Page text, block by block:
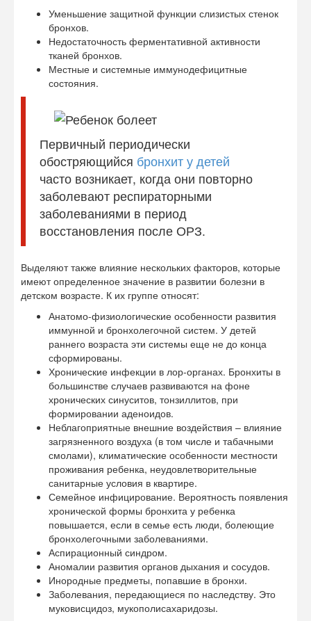
Уменьшение защитной функции слизистых стенок
бронхов.
Недостаточность ферментативной активности
тканей бронхов.
Местные и системные иммунодефицитные
состояния.
Первичный периодически
обостряющийся бронхит у детей
часто возникает, когда они повторно
заболевают респираторными
заболеваниями в период
восстановления после ОРЗ.
Выделяют также влияние нескольких факторов, которые
имеют определенное значение в развитии болезни в
детском возрасте. К их группе относят:
Анатомо-физиологические особенности развития
иммунной и бронхолегочной систем. У детей
раннего возраста эти системы еще не до конца
сформированы.
Хронические инфекции в лор-органах. Бронхиты в
большинстве случаев развиваются на фоне
хронических синуситов, тонзиллитов, при
формировании аденоидов.
Неблагоприятные внешние воздействия – влияние
загрязненного воздуха (в том числе и табачными
смолами), климатические особенности местности
проживания ребенка, неудовлетворительные
санитарные условия в квартире.
Семейное инфицирование. Вероятность появления
хронической формы бронхита у ребенка
повышается, если в семье есть люди, болеющие
бронхолегочными заболеваниями.
Аспирационный синдром.
Аномалии развития органов дыхания и сосудов.
Инородные предметы, попавшие в бронхи.
Заболевания, передающиеся по наследству. Это
муковисцидоз, мукополисахаридозы.